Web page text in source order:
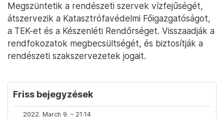
Megszüntetik a rendészeti szervek vízfejűségét,
átszervezik a Katasztrófavédelmi Főigazgatóságot,
a TEK-et és a Készenléti Rendőrséget. Visszaadják a
rendfokozatok megbecsültségét, és biztosítják a
rendészeti szakszervezetek jogait.
Friss bejegyzések
2022. March 9. – 21:14